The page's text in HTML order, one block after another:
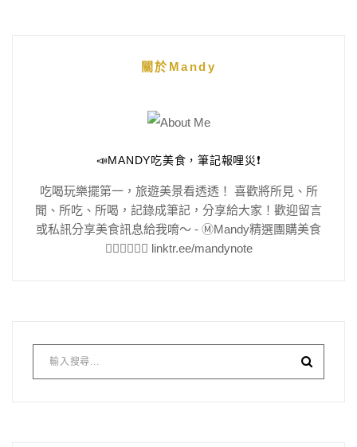
關於Mandy
📣MANDY吃美食，筆記報哩災❗️
吃喝玩樂擺第一，旅遊美景看透透！ 喜歡將所見、所
聞、所吃、所喝，記錄成筆記，分享給大家！歡迎留言
或私訊分享美食訊息給我唷～ - Ⓜ️Mandy精選團購美食
👇🏻👇🏻👇🏻 linktr.ee/mandynote